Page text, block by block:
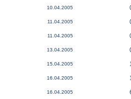
10.04.2005
11.04.2005
11.04.2005
13.04.2005
15.04.2005
16.04.2005
16.04.2005